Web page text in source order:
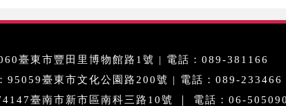
臺東市豐田里博物館路1號 | 電話：089-381166
95059臺東市文化公園路200號 | 電話：089-233466
臺南市新市區南科三路10號 ｜ 電話：06-